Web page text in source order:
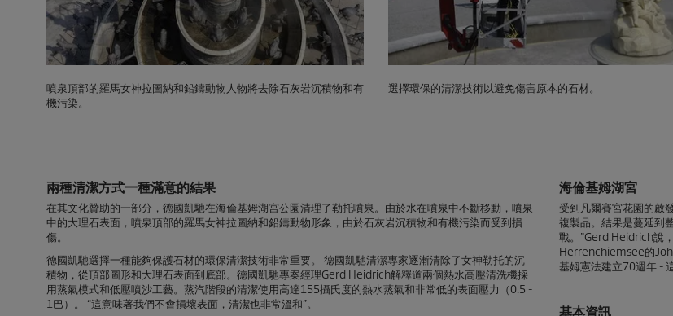
%
噴泉頂部的羅馬女神拉圖納和鉛鑄動物人物將去除石灰岩沉積物和有
機污染。
選擇環保的清潔技術以避免傷害原本的石材。
兩種清潔方式一種滿意的結果
在其文化贊助的一部分，德國凱馳在海倫基姆湖宮公園清理了勒托噴泉。由於水在噴泉中不斷移動，噴泉
中的大理石表面，噴泉頂部的羅馬女神拉圖納和鉛鑄動物形象，由於石灰岩沉積物和有機污染而受到損
傷。
德國凱馳選擇一種能夠保護石材的環保清潔技術非常重要。 德國凱馳清潔專家逐漸清除了女神勒托的沉
積物，從頂部圖形和大理石表面到底部。德國凱馳專案經理Gerd Heidrich解釋道兩個熱水高壓清洗機採
用蒸氣模式和低壓噴沙工藝。蒸汽階段的清潔使用高達155攝氏度的熱水蒸氣和非常低的表面壓力（0.5 -
1巴）。 “這意味著我們不會損壞表面，清潔也非常溫和”。
海倫基姆湖宮
受到凡爾賽宮花園的啟
複製品。結果是蔓延到
戰。”Gerd Heidrich說
Herrenchiemsee的
基姆憲法建立70週年 -
基本資訊